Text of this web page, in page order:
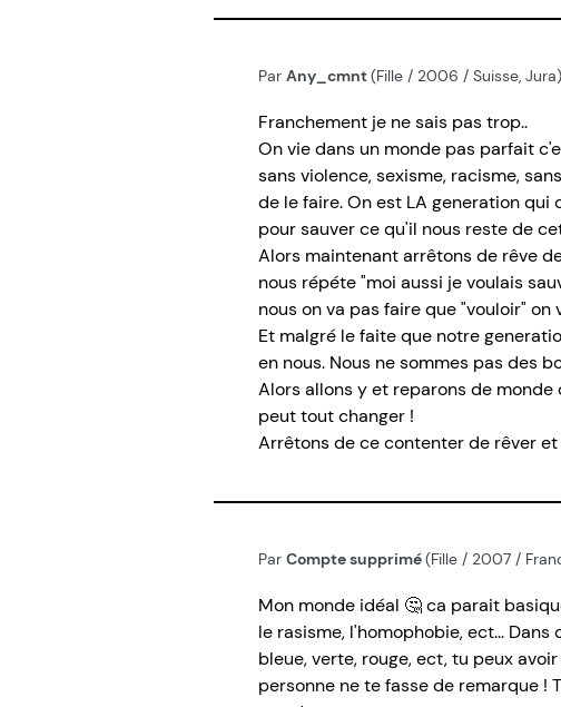
Par Any_cmnt(Fille / 2006 / Suisse,
Franchement je ne sais pas trop..
On vie dans un monde pas parfait
sans violence, sexisme, racisme,
de le faire. On est LA generation
pour sauver ce qu'il nous reste de
Alors maintenant arrêtons de rêve
nous répéte "moi aussi je voulais
nous on va pas faire que "vouloir"
Et malgré le faite que notre
en nous. Nous ne sommes pas des
Alors allons y et reparons de
peut tout changer !
Arrêtons de ce contenter de rêver et
Par Compte supprimé(Fille / 2007 /
Mon monde idéal 🤔 ca parait
le rasisme, l'homophobie, ect...
bleue, verte, rouge, ect, tu peux
personne ne te fasse de remarque !